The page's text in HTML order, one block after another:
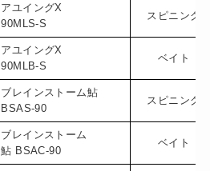
アユイングX
90MLS-S
スピニング
アユイングX
90MLB-S
ベイト
ブレインストーム鮎
BSAS-90
スピニング
ブレインストーム
鮎 BSAC-90
ベイト